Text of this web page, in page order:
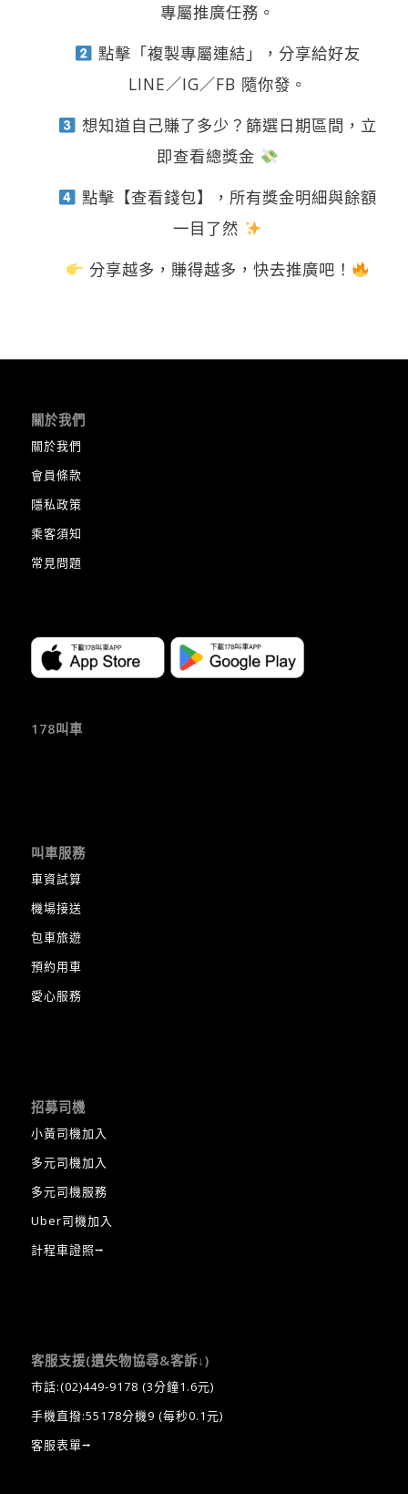
專屬推廣任務。
點擊「複製專屬連結」，分享給好友
LINE／IG／FB 隨你發。
想知道自己賺了多少？篩選日期區間，立
即查看總獎金
點擊【查看錢包】，所有獎金明細與餘額
一目了然
分享越多，賺得越多，快去推廣吧！
關於我們
關於我們
會員條款
隱私政策
乘客須知
常見問題
178叫車
叫車服務
車資試算
機場接送
包車旅遊
預約用車
愛心服務
招募司機
小黃司機加入
多元司機加入
多元司機服務
Uber司機加入
計程車證照⭢
客服支援(遺失物協尋&客訴↓)
市話:(02)449-9178 (3分鐘1.6元)
手機直撥:55178分機9 (每秒0.1元)
客服表單⭢